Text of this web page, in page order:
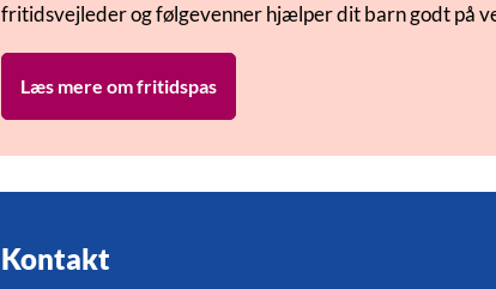
fritidsvejleder og følgevenner hjælper dit barn godt på
Læs mere om fritidspas
Kontakt